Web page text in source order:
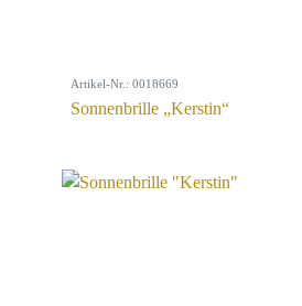
Artikel-Nr.: 0018669
Sonnenbrille „Kerstin“